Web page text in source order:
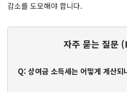
감소를 도모해야 합니다.
자주 묻는 질문
Q: 상여금 소득세는 어떻게 계산되